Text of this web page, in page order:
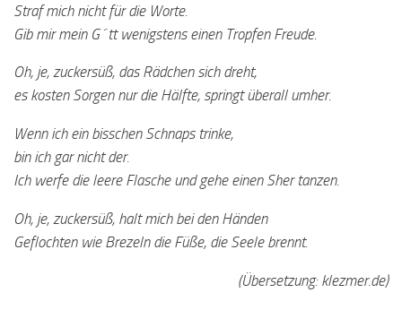
Straf mich nicht für die Worte.
Gib mir mein G´tt wenigstens einen Tropfen Freude.
Oh, je, zuckersüß, das Rädchen sich dreht,
es kosten Sorgen nur die Hälfte, springt überall umher.
Wenn ich ein bisschen Schnaps trinke,
bin ich gar nicht der.
Ich werfe die leere Flasche und gehe einen Sher tanzen.
Oh, je, zuckersüß, halt mich bei den Händen
Geflochten wie Brezeln die Füße, die Seele brennt.
(Übersetzung: klezmer.de)